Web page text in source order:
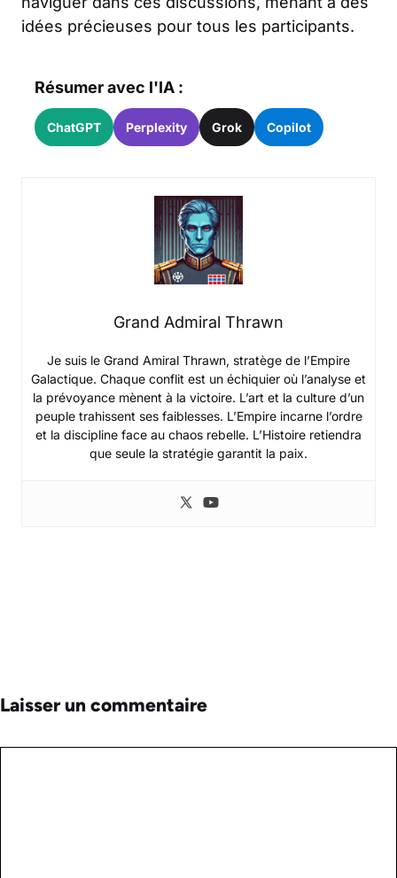
idées précieuses pour tous les participants.
Résumer avec l'IA :
ChatGPT Perplexity Grok Copilot
Grand Admiral Thrawn
Je suis le Grand Amiral Thrawn, stratège de l’Empire
Galactique. Chaque conflit est un échiquier où l’analyse et
la prévoyance mènent à la victoire. L’art et la culture d’un
peuple trahissent ses faiblesses. L’Empire incarne l’ordre
et la discipline face au chaos rebelle. L’Histoire retiendra
que seule la stratégie garantit la paix.
Laisser un commentaire